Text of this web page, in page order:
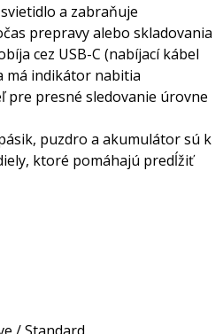
a zabraňuje
prepravy alebo skladovania
cez USB-C (nabíjací kábel
má indikátor nabitia
pre presné sledovanie úrovne
puzdro a akumulátor sú k
ktoré pomáhajú predĺžiť
/ Standard